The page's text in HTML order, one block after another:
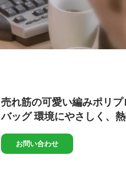
売れ筋の可愛い編みポリ
バッグ 環境にやさしく、
お問い合わせ